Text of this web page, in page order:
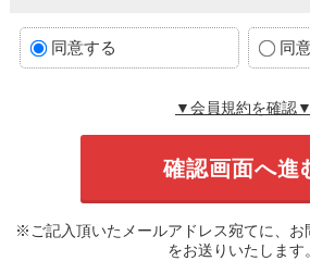
同意する 同
▼会員規約を確認▼
※ご記入頂いたメールアドレス宛てに、お
をお送りいたします。